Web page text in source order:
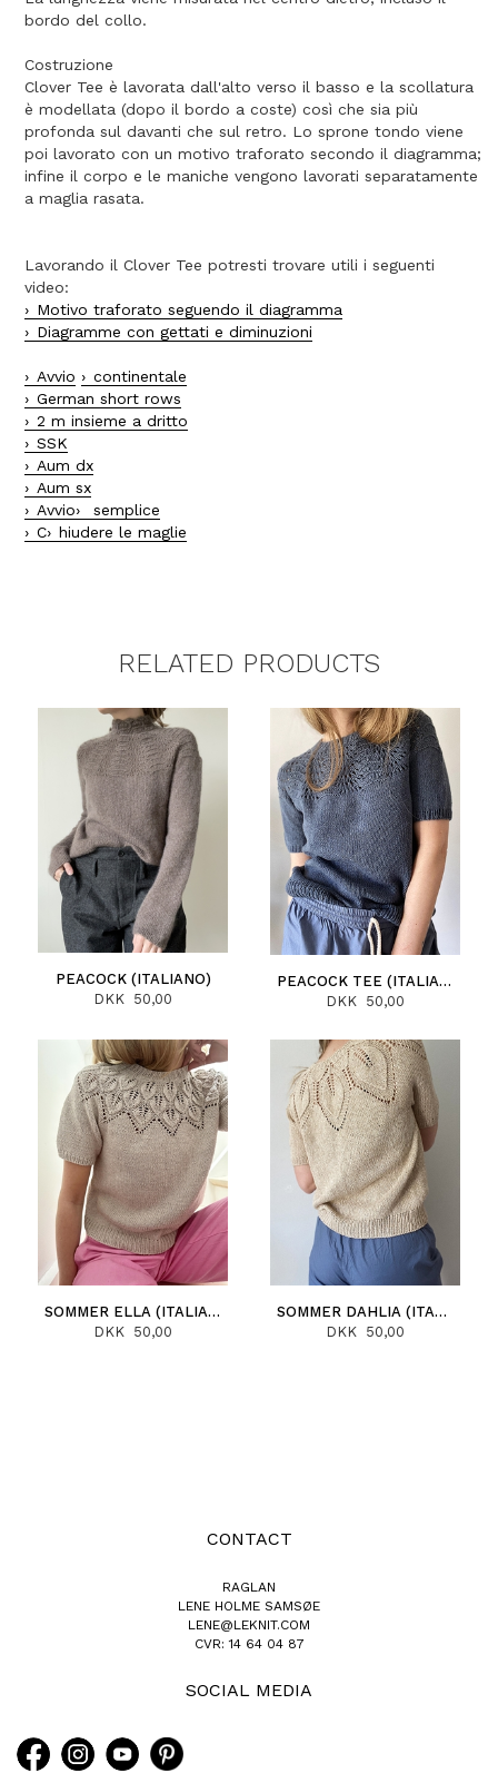
bordo del collo.
Costruzione
Clover Tee è lavorata dall'alto verso il basso e la scollatura
è modellata (dopo il bordo a coste) così che sia più
profonda sul davanti che sul retro. Lo sprone tondo viene
poi lavorato con un motivo traforato secondo il diagramma;
infine il corpo e le maniche vengono lavorati separatamente
a maglia rasata.
Lavorando il Clover Tee potresti trovare utili i seguenti
video:
Motivo traforato seguendo il diagramma
Diagramme con gettati e diminuzioni
Avvio
continentale
German short rows
2 m insieme a dritto
SSK
Aum dx
Aum sx
Avvio
semplice
C
hiudere le maglie
RELATED PRODUCTS
PEACOCK (ITALIANO)
DKK 50,00
PEACOCK TEE (ITALIANO)
DKK 50,00
SOMMER ELLA (ITALIANO)
DKK 50,00
SOMMER DAHLIA (ITALIANO)
DKK 50,00
CONTACT
RAGLAN
LENE HOLME SAMSØE
LENE@LEKNIT.COM
CVR: 14 64 04 87
SOCIAL MEDIA